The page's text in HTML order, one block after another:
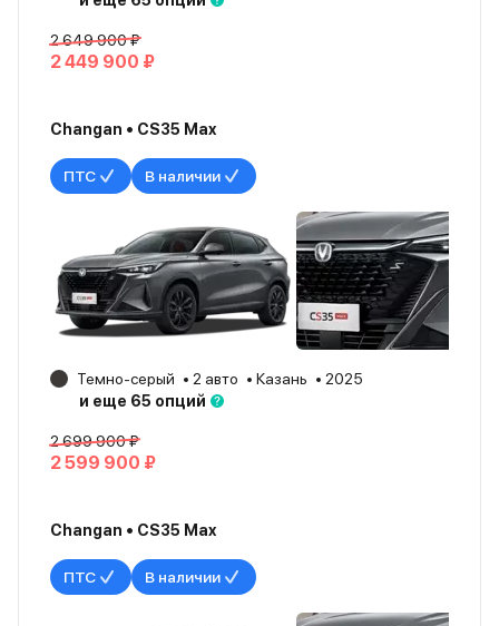
2 649 900 ₽
2 449 900 ₽
Changan • CS35 Max
ПТС В наличии
Темно-серый 2 авто Казань
2025
и еще 65 опций
2 699 900 ₽
2 599 900 ₽
Changan • CS35 Max
ПТС В наличии